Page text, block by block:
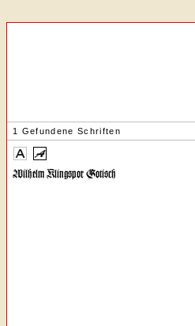
1 Gefundene Schriften